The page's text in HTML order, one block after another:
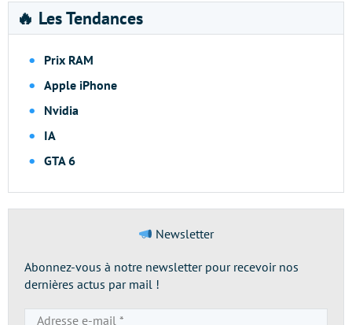
🔥 Les Tendances
Prix RAM
Apple iPhone
Nvidia
IA
GTA 6
Newsletter
Abonnez-vous à notre newsletter pour recevoir nos
dernières actus par mail !